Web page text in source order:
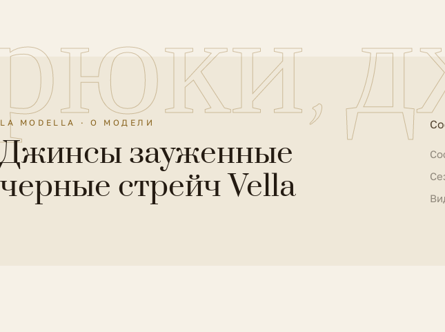
LA MODELLA · О МОДЕЛИ
Джинсы зауженные
черные стрейч Vella